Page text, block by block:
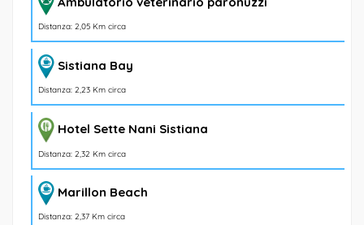
Distanza: 2,05 Km circa
Sistiana Bay
Distanza: 2,23 Km circa
Hotel Sette Nani Sistiana
Distanza: 2,32 Km circa
Marillon Beach
Distanza: 2,37 Km circa